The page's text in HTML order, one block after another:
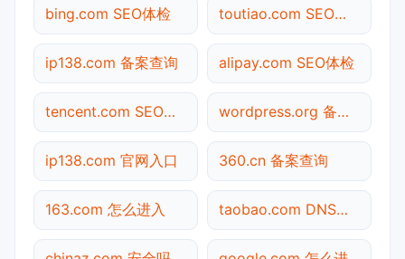
bing.com SEO体检 toutiao.com SEO体检
ip138.com 备案查询 alipay.com SEO体检
tencent.com SEO体检 wordpress.org 备案查询
ip138.com 官网入口 360.cn 备案查询
163.com 怎么进入 taobao.com DNS解析